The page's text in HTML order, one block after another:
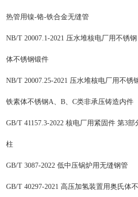
热管用镍-铬-铁合金无缝管
NB/T 20007.1-2021 压水堆核电厂用不锈
体不锈钢锻件
NB/T 20007.25-2021 压水堆核电厂用不锈
铁素体不锈钢A、B、C类非承压铸造内件
GB/T 41157.3-2022 核电厂用紧固件 第3
柱
GB/T 3087-2022 低中压锅炉用无缝钢管
GB/T 40297-2021 高压加氢装置用奥氏体